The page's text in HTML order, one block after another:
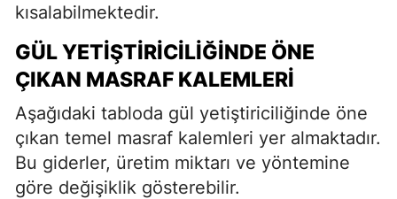
kısalabilmektedir.
GÜL YETIŞTIRICILIĞINDE ÖNE
ÇIKAN MASRAF KALEMLERI
Aşağıdaki tabloda gül yetiştiriciliğinde öne
çıkan temel masraf kalemleri yer almaktadır.
Bu giderler, üretim miktarı ve yöntemine
göre değişiklik gösterebilir.